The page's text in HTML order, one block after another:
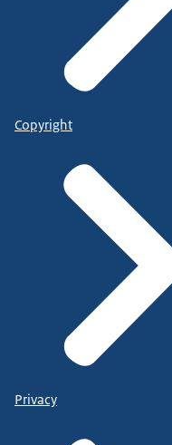
Copyright
Privacy